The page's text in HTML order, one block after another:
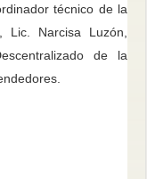
técnico de la
Lic. Narcisa Luzón,
de la